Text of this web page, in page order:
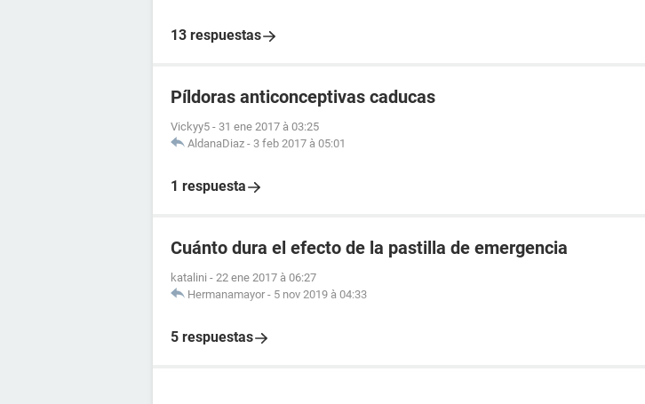
13 respuestas
Píldoras anticonceptivas caducas
Vickyy5 - 31 ene 2017 à 03:25
AldanaDiaz - 3 feb 2017 à 05:01
1 respuesta
Cuánto dura el efecto de la pastilla de emergencia
katalini - 22 ene 2017 à 06:27
Hermanamayor - 5 nov 2019 à 04:33
5 respuestas